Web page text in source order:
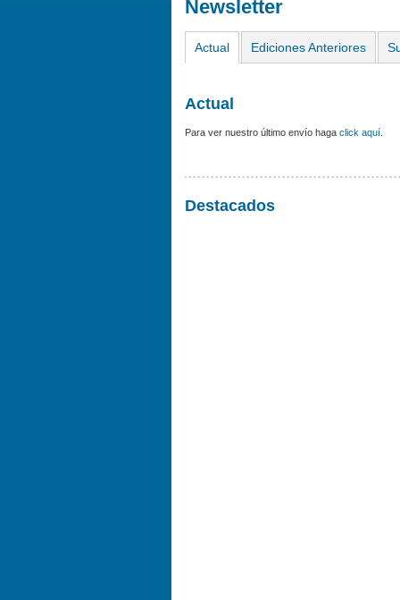
Newsletter
Actual Ediciones Anteriores
Actual
Para ver nuestro último envío haga click aquí
Destacados